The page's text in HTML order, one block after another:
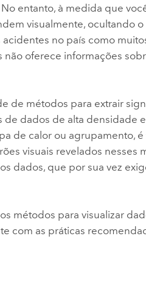
entanto, à medida que
visualmente, ocultando
no país como
não oferece informações
de métodos para extrair
dados de alta densidade
de calor ou agrupamento,
visuais revelados nesses
dados, que por sua vez
métodos para visualizar
com as práticas